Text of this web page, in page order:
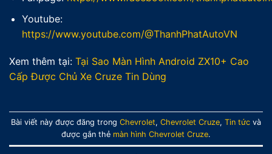
Youtube:
https://www.youtube.com/@ThanhPhatAutoVN
Xem thêm tại: Tại Sao Màn Hình Android ZX10+ Cao
Cấp Được Chủ Xe Cruze Tin Dùng
Bài viết này được đăng trong Chevrolet, Chevrolet Cruze, Tin tức và
được gắn thẻ màn hình Chevrolet Cruze.